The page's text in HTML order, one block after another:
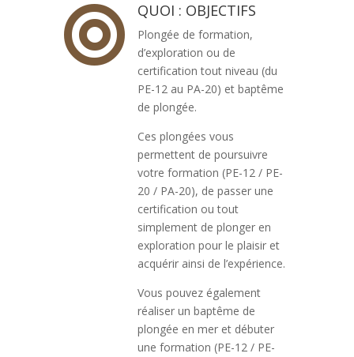
 QUOI : OBJECTIFS
Plongée de formation,
d’exploration ou de
certification tout niveau (du
PE-12 au PA-20) et baptême
de plongée.
Ces plongées vous
permettent de poursuivre
votre formation (PE-12 / PE-
20 / PA-20), de passer une
certification ou tout
simplement de plonger en
exploration pour le plaisir et
acquérir ainsi de l’expérience.
Vous pouvez également
réaliser un baptême de
plongée en mer et débuter
une formation (PE-12 / PE-